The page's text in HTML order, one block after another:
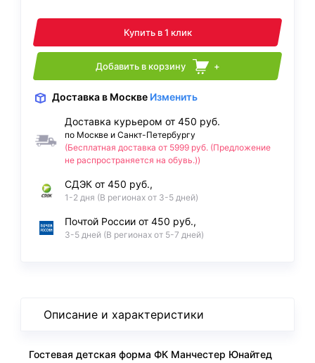
Купить в 1 клик
Добавить в корзину +
Доставка в Москве Изменить
Доставка курьером от 450 руб.
по Москве и Санкт-Петербургу
(Бесплатная доставка от 5999 руб. (Предложение
не распространяется на обувь.))
СДЭК от 450 руб.,
1-2 дня (В регионах от 3-5 дней)
Почтой России от 450 руб.,
3-5 дней (В регионах от 5-7 дней)
Описание и характеристики
Гостевая детская форма ФК Манчестер Юнайтед